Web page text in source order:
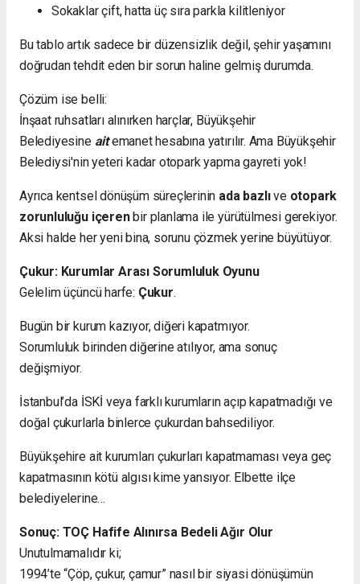
Sokaklar çift, hatta üç sıra parkla kilitleniyor
Bu tablo artık sadece bir düzensizlik değil, şehir yaşamını
doğrudan tehdit eden bir sorun haline gelmiş durumda.
Çözüm ise belli:
İnşaat ruhsatları alınırken harçlar, Büyükşehir
Belediyesine aitemanet hesabına yatırılır. Ama Büyükşehir
Belediysi'nin yeteri kadar otopark yapma gayreti yok!
Ayrıca kentsel dönüşüm süreçlerinin ada bazlıve otopark
zorunluluğu içerenbir planlama ile yürütülmesi gerekiyor.
Aksi halde her yeni bina, sorunu çözmek yerine büyütüyor.
Çukur: Kurumlar Arası Sorumluluk Oyunu
Gelelim üçüncü harfe: Çukur.
Bugün bir kurum kazıyor, diğeri kapatmıyor.
Sorumluluk birinden diğerine atılıyor, ama sonuç
değişmiyor.
İstanbul’da İSKİ veya farklı kurumların açıp kapatmadığı ve
doğal çukurlarla binlerce çukurdan bahsediliyor.
Büyükşehire ait kurumları çukurları kapatmaması veya geç
kapatmasının kötü algısı kime yansıyor. Elbette ilçe
belediyelerine…
Sonuç: TOÇ Hafife Alınırsa Bedeli Ağır Olur
Unutulmamalıdır ki;
1994’te “Çöp, çukur, çamur” nasıl bir siyasi dönüşümün